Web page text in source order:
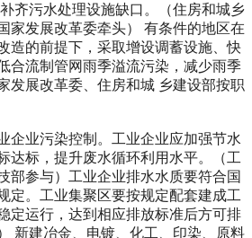
齐污水处理设施缺口。（住房和城乡
家发展改革委牵头） 有条件的地区在
造的前提下，采取增设调蓄设施、快
合流制管网雨季溢流污染，减少雨季
发展改革委、住房和城 乡建设部按职
企业污染控制。工业企业应加强节水
达标，提升废水循环利用水平。（工
部参与）工业企业排水水质要符合国
定。工业集聚区要按规定配套建成工
定运行，达到相应排放标准后方可排
新建冶金、电镀、化工、印染、原料